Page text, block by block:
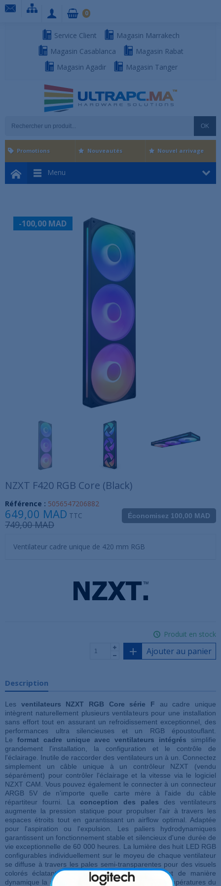
Service Client
Magasin Marrakech
Magasin Casablanca
Magasin Rabat
Magasin Agadir
Magasin Tanger
OK
0
Menu
Promotions Nouveautés Nouvel arrivage
-100,00 MAD
NZXT F420 RGB Core (Black)
Référence : 5056547206882
Économisez 100,00 MAD
649,00 MAD TTC
749,00 MAD
Ventilateur cadre unique de 420 mm RGB
Produit en stock
Ajouter au panier
Description
Les ventilateurs NZXT RGB Core série F au cadre unique
intègrent naturellement plusieurs ventilateurs pour une installation
sans effort tout en assurant un refroidissement exceptionnel, des
performances ultra silencieuses et un RGB époustouflant.
Le format cadre unique avec ventilateurs intégrés simplifie
grandement l'installation, la configuration et le contrôle de
l'éclairage. Inutile de raccorder des ventilateurs un à un. Connectez
simplement un câble unique à un contrôleur NZXT (vendu
séparément) pour contrôler l'éclairage et la vitesse via le logiciel
NZXT CAM. Vous pouvez également le connecter à un connecteur
ARGB 5V de n'importe quelle carte mère à l'aide du câble
répartiteur fourni. La conception des pales des ventilateurs
augmente la pression statique pour propulser l'air à travers les
espaces étroits tout en garantissant un airflow optimal. Adaptée
pour l'aspiration ou l'expulsion. Les paliers hydrodynamiques
garantissent un fonctionnement stable et silencieux d'une durée de
vie exceptionnelle de 60 000 heures. La lumière des huit LED RGB
configurables individuellement sur le moyeu de chaque ventilateur
se diffuse à travers les pales semi-transparentes pour des visuels
colorés éclatants. Lesventilateurs PWMajustent de manière
dynamique la vitesse de rotation en fonction des températures du